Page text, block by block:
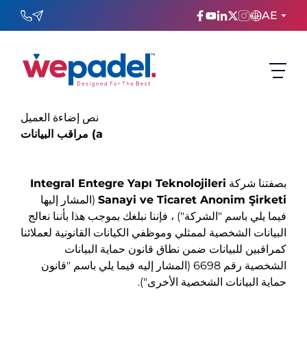
AE
ENGLISH
عربي
Русский
نص إضاءة العميل
مراقب البيانات (a
بصفتنا شركة Integral Entegre Yapı Teknolojileri
Sanayi ve Ticaret Anonim Şirketi (المشار إليها
فيما يلي باسم "الشركة") ، فإننا نبلغك بموجب هذا بأننا نعالج
البيانات الشخصية لممثلي وموظفي الكيانات القانونية لعملائنا
كمراقبين للبيانات ضمن نطاق قانون حماية البيانات
الشخصية رقم 6698 (المشار إليه فيما يلي باسم "قانون
حماية البيانات الشخصية الأخرى").